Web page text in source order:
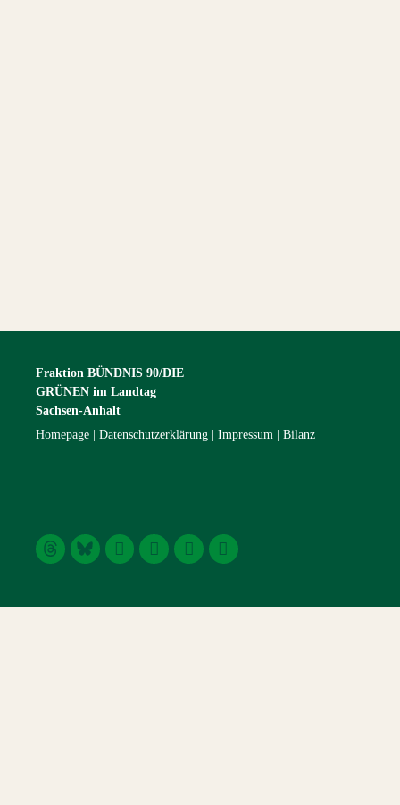
Fraktion BÜNDNIS 90/DIE
GRÜNEN im Landtag
Sachsen-Anhalt
Homepage
Datenschutzerklärung Impressum Bilanz